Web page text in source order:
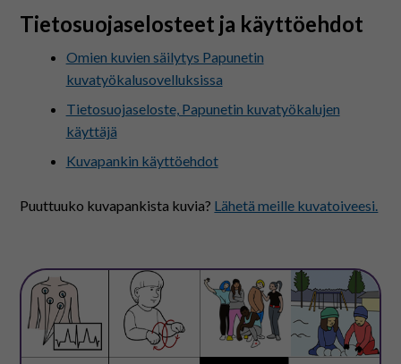
Tietosuojaselosteet ja käyttöehdot
Omien kuvien säilytys Papunetin
kuvatyökalusovelluksissa
Tietosuojaseloste, Papunetin kuvatyökalujen
käyttäjä
Kuvapankin käyttöehdot
Puuttuuko kuvapankista kuvia? Lähetä meille kuvatoiveesi.